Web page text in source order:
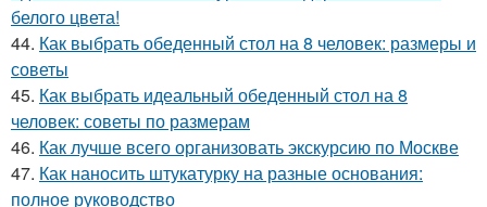
белого цвета!
44. Как выбрать обеденный стол на 8 человек: размеры и
советы
45. Как выбрать идеальный обеденный стол на 8
человек: советы по размерам
46. Как лучше всего организовать экскурсию по Москве
47. Как наносить штукатурку на разные основания:
полное руководство